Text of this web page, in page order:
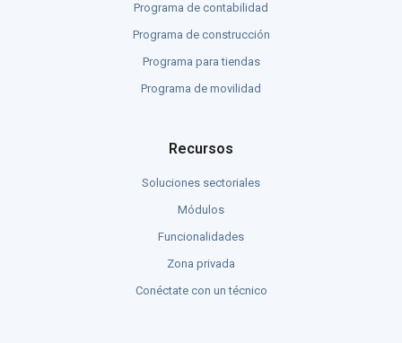
Programa de contabilidad
Programa de construcción
Programa para tiendas
Programa de movilidad
Recursos
Soluciones sectoriales
Módulos
Funcionalidades
Zona privada
Conéctate con un técnico